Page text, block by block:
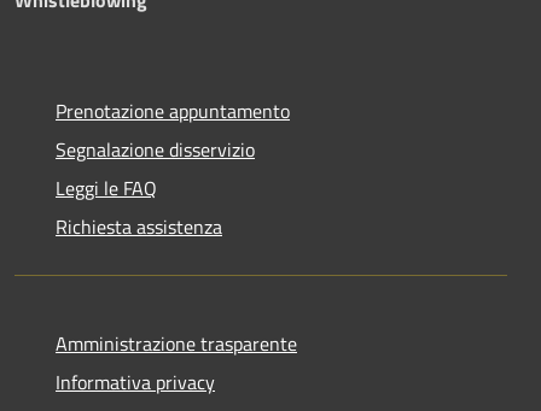
Prenotazione appuntamento
Segnalazione disservizio
Leggi le FAQ
Richiesta assistenza
Amministrazione trasparente
Informativa privacy